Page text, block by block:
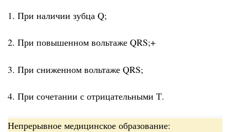
1. При наличии зубца Q;
2. При повышенном вольтаже QRS;+
3. При сниженном вольтаже QRS;
4. При сочетании с отрицательными Т.
Непрерывное медицинское образование: